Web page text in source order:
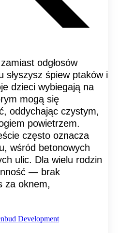
odgłosów
słyszysz śpiew ptaków i
dzieci wybiegają na
mogą się
oddychając czystym,
powietrzem.
często oznacza
wśród betonowych
ulic. Dla wielu rodzin
— brak
za oknem,
Development